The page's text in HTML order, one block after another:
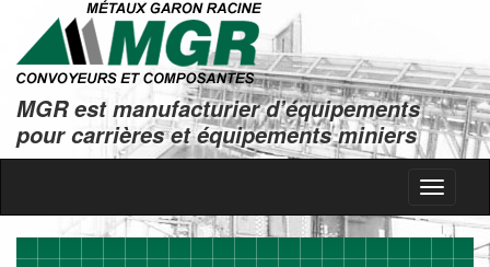
MGR est manufacturier d’équipements
pour carrières et équipements miniers
Toggle